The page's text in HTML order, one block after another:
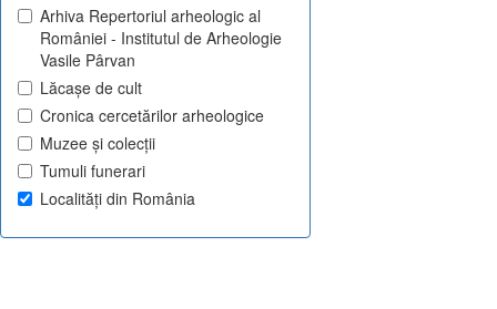
Arhiva Repertoriul arheologic al
României - Institutul de Arheologie
Vasile Pârvan
Lăcașe de cult
Cronica cercetărilor arheologice
Muzee și colecții
Tumuli funerari
Localități din România